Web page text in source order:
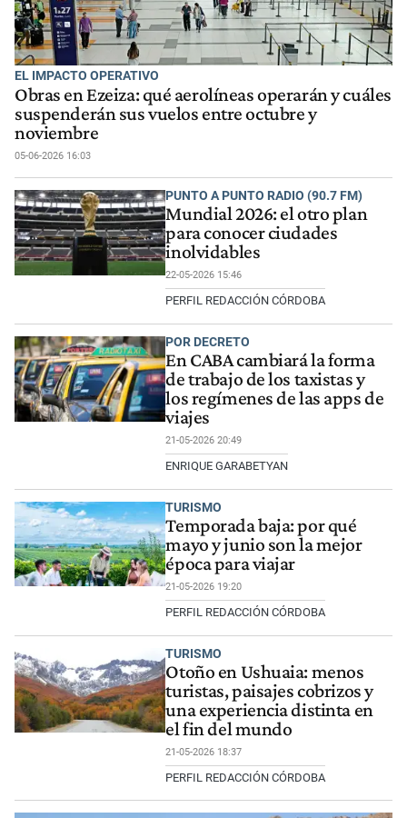
EL IMPACTO OPERATIVO
Obras en Ezeiza: qué aerolíneas operarán y cuáles
suspenderán sus vuelos entre octubre y
noviembre
05-06-2026 16:03
PUNTO A PUNTO RADIO (90.7 FM)
Mundial 2026: el otro plan
para conocer ciudades
inolvidables
22-05-2026 15:46
PERFIL REDACCIÓN CÓRDOBA
POR DECRETO
En CABA cambiará la forma
de trabajo de los taxistas y
los regímenes de las apps de
viajes
21-05-2026 20:49
ENRIQUE GARABETYAN
TURISMO
Temporada baja: por qué
mayo y junio son la mejor
época para viajar
21-05-2026 19:20
PERFIL REDACCIÓN CÓRDOBA
TURISMO
Otoño en Ushuaia: menos
turistas, paisajes cobrizos y
una experiencia distinta en
el fin del mundo
21-05-2026 18:37
PERFIL REDACCIÓN CÓRDOBA